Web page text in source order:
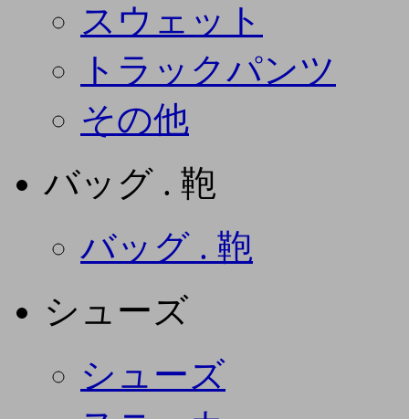
スウェット
トラックパンツ
その他
バッグ . 鞄
バッグ . 鞄
シューズ
シューズ